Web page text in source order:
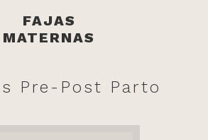
FAJAS
MATERNAS
Pre-Post Parto